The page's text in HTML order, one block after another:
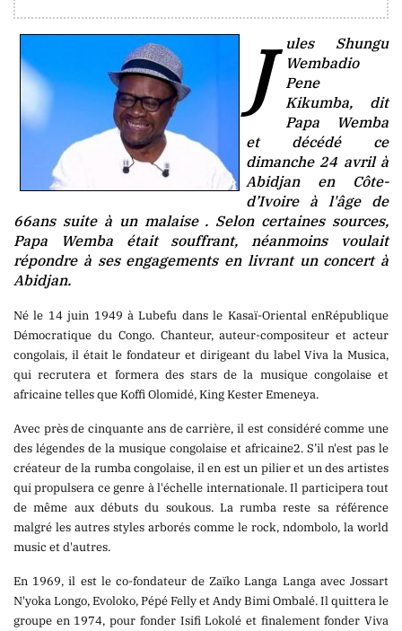
ORIENTATION
La
Neutralité
Totale
Aucune
Tendance
Politique
PUBLICATION
MARKET
J
ules Shungu
Wembadio
Pene
Kikumba, dit
Papa Wemba
et décédé ce
dimanche 24 avril à
Abidjan en Côte-
d’Ivoire à l'âge de
66ans suite à un malaise . Selon certaines sources,
Papa Wemba était souffrant, néanmoins voulait
répondre à ses engagements en livrant un concert à
Abidjan.
Né le 14 juin 1949 à Lubefu dans le Kasaï-Oriental enRépublique
Démocratique du Congo. Chanteur, auteur-compositeur et acteur
congolais, il était le fondateur et dirigeant du label Viva la Musica,
qui recrutera et formera des stars de la musique congolaise et
africaine telles que Koffi Olomidé, King Kester Emeneya.
Avec près de cinquante ans de carrière, il est considéré comme une
des légendes de la musique congolaise et africaine2. S’il n'est pas le
créateur de la rumba congolaise, il en est un pilier et un des artistes
qui propulsera ce genre à l'échelle internationale. Il participera tout
de même aux débuts du soukous. La rumba reste sa référence
malgré les autres styles arborés comme le rock, ndombolo, la world
music et d'autres.
En 1969, il est le co-fondateur de Zaïko Langa Langa avec Jossart
N'yoka Longo, Evoloko, Pépé Felly et Andy Bimi Ombalé. Il quittera le
groupe en 1974, pour fonder Isifi Lokolé et finalement fonder Viva